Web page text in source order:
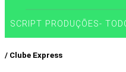
SCRIPT PRODUÇÕES-
/ Clube Express